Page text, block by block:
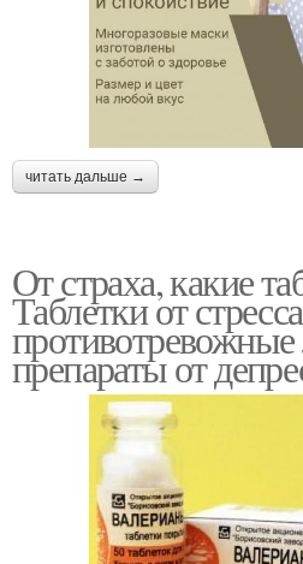
читать дальше →
От страха, какие
Таблетки от
противотревожные
препараты от